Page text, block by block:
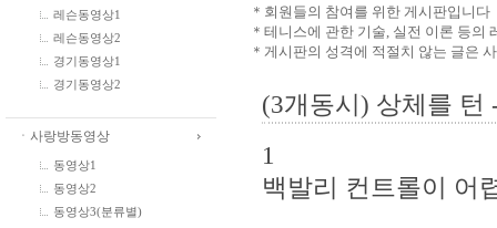
레슨동영상1
레슨동영상2
경기동영상1
경기동영상2
ㆍ사랑방동영상
동영상1
동영상2
동영상3(분류별)
＊회원들의 참여를 위한 게시판입니다
＊테니스에 관한 기술, 실전 이론 등의
＊게시판의 성격에 적절치 않는 글은
(3개동시) 상체를 턴
1
백발리 컨트롤이 어